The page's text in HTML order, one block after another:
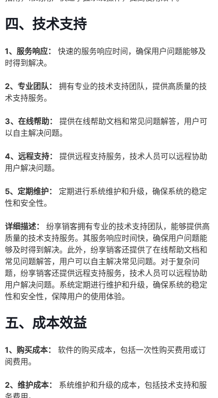
四、技术支持
1、服务响应：
快速的服务响应时间，确保用户问题能够及
时得到解决。
2、专业团队：
拥有专业的技术支持团队，提供高质量的技
术支持服务。
3、在线帮助：
提供在线帮助文档和常见问题解答，用户可
以自主解决问题。
4、远程支持：
提供远程支持服务，技术人员可以远程协助
用户解决问题。
5、定期维护：
定期进行系统维护和升级，确保系统的稳定
性和安全性。
详细描述：
纷享销客拥有专业的技术支持团队，能够提供高
质量的技术支持服务。其服务响应时间快，确保用户问题能
够及时得到解决。此外，纷享销客还提供了在线帮助文档和
常见问题解答，用户可以自主解决常见问题。对于复杂问
题，纷享销客还提供远程支持服务，技术人员可以远程协助
用户解决问题。系统定期进行维护和升级，确保系统的稳定
性和安全性，保障用户的使用体验。
五、成本效益
1、购买成本：
软件的购买成本，包括一次性购买费用或订
阅费用。
2、维护成本：
系统维护和升级的成本，包括技术支持和服